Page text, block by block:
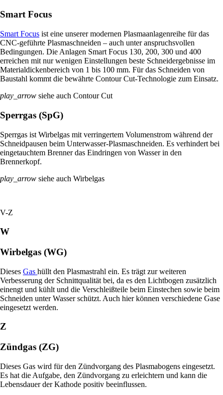
Smart Focus
Smart Focus ist eine unserer modernen Plasmaanlagenreihe für das
CNC-geführte Plasmaschneiden – auch unter anspruchsvollen
Bedingungen. Die Anlagen Smart Focus 130, 200, 300 und 400
erreichen mit nur wenigen Einstellungen beste Schneidergebnisse im
Materialdickenbereich von 1 bis 100 mm. Für das Schneiden von
Baustahl kommt die bewährte Contour Cut-Technologie zum Einsatz.
play_arrow siehe auch Contour Cut
Sperrgas (SpG)
Sperrgas ist Wirbelgas mit verringertem Volumenstrom während der
Schneidpausen beim Unterwasser-Plasmaschneiden. Es verhindert bei
eingetauchtem Brenner das Eindringen von Wasser in den
Brennerkopf.
play_arrow siehe auch Wirbelgas
V-Z
W
Wirbelgas (WG)
Dieses Gas hüllt den Plasmastrahl ein. Es trägt zur weiteren
Verbesserung der Schnittqualität bei, da es den Lichtbogen zusätzlich
einengt und kühlt und die Verschleißteile beim Einstechen sowie beim
Schneiden unter Wasser schützt. Auch hier können verschiedene Gase
eingesetzt werden.
Z
Zündgas (ZG)
Dieses Gas wird für den Zündvorgang des Plasmabogens eingesetzt.
Es hat die Aufgabe, den Zündvorgang zu erleichtern und kann die
Lebensdauer der Kathode positiv beeinflussen.